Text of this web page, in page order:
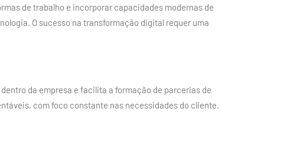
de trabalho e incorporar capacidades modernas de
O sucesso na transformação digital requer uma
da empresa e facilita a formação de parcerias de
com foco constante nas necessidades do cliente.